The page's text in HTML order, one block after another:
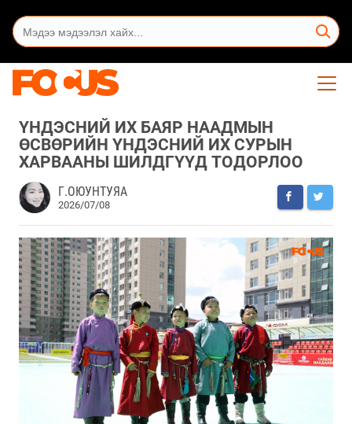
ҮНДЭСНИЙ ИХ БАЯР НААДМЫН
ӨСВӨРИЙН ҮНДЭСНИЙ ИХ СУРЫН
ХАРВААНЫ ШИЛДГҮҮД ТОДОРЛОО
Г.ОЮУНТУЯА
2026/07/08